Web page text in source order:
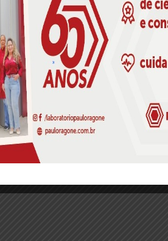
parte do décimo terceiro salário dos
do décimo terceiro antes do Natal”
– ativos, inativos e pensionistas –
antes do Natal. Serão feitos no dia 23
e 105 mil para servidores inativos e
anos anteriores”
valor) seja pago o quanto antes”